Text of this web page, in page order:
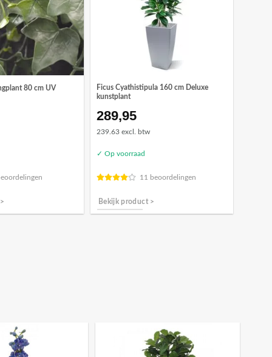
80 cm UV
Ficus Cyathistipula 160 cm Deluxe
kunstplant
289,95
239.63 excl. btw
✓ Op voorraad
11 beoordelingen
Bekijk product >